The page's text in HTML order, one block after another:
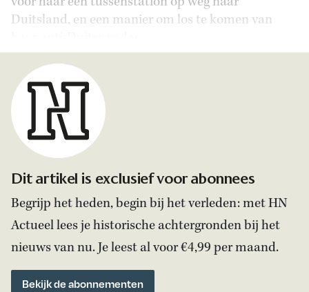
Duitsland, en een manier om los te komen van
Dit artikel is exclusief voor abonnees
Begrijp het heden, begin bij het verleden: met HN
Actueel lees je historische achtergronden bij het
nieuws van nu. Je leest al voor €4,99 per maand.
Bekijk de abonnementen